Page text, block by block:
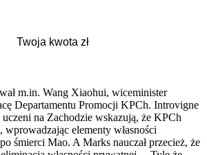
m.in. Wang Xiaohui, wiceminister
Departamentu Promocji KPCh. Introvigne
na Zachodzie wskazują, że KPCh
wprowadzając elementy własności
śmierci Mao. A Marks nauczał przecież, że